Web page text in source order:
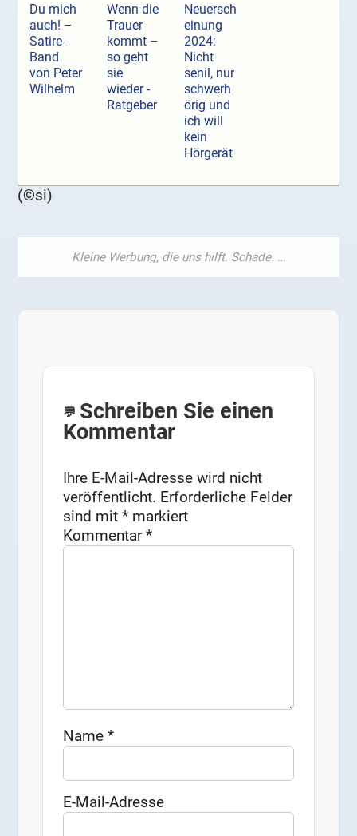
Du mich
auch! –
Satire-
Band
von Peter
Wilhelm
Wenn die
Trauer
kommt –
so geht
sie
wieder -
Ratgeber
Neuersch
einung
2024:
Nicht
senil, nur
schwerh
örig und
ich will
kein
Hörgerät
(©si)
Schreiben Sie einen
Kommentar
Ihre E-Mail-Adresse wird nicht
veröffentlicht. Erforderliche Felder
sind mit* markiert
Kommentar*
Name*
E-Mail-Adresse